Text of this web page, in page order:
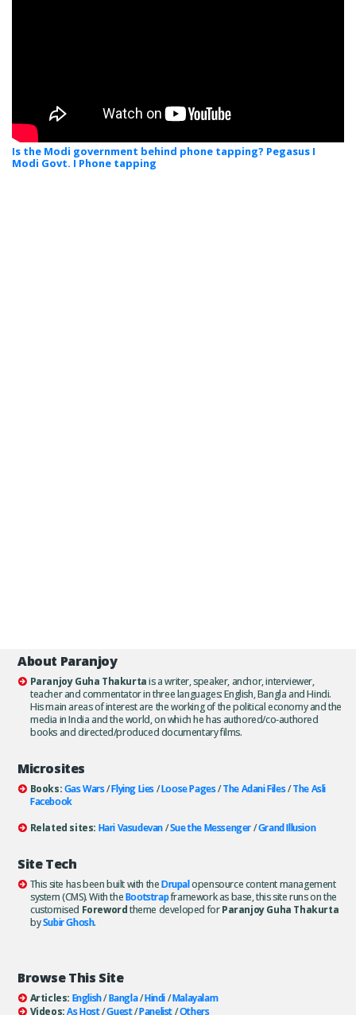
Is the Modi government behind phone tapping? Pegasus I
Modi Govt. I Phone tapping
About Paranjoy
Paranjoy Guha Thakurtais a writer, speaker, anchor, interviewer,
teacher and commentator in three languages: English, Bangla and Hindi.
His main areas of interest are the working of the political economy and the
media in India and the world, on which he has authored/co-authored
books and directed/produced documentary films.
Microsites
Books:Gas Wars/Flying Lies/Loose Pages/The Adani Files/The Asli
Facebook
Related sites: Hari Vasudevan/Sue the Messenger/Grand Illusion
Site Tech
This site has been built with theDrupalopensource content management
system (CMS). With theBootstrapframework as base, this site runs on the
customised Forewordtheme developed forParanjoy Guha Thakurta
bySubir Ghosh.
Browse This Site
Articles: English/Bangla/Hindi/Malayalam
Videos: As Host/Guest/Panelist/Others